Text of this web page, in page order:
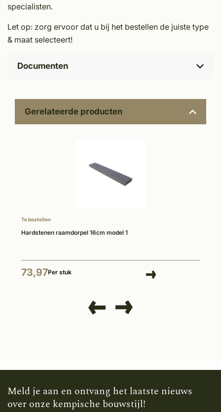
specialisten.
Let op: zorg ervoor dat u bij het bestellen de juiste type
& maat selecteert!
Documenten
Gerelateerde producten
Te bestellen
Hardstenen raamdorpel 16cm model 1
73,97Per stuk
Meld je aan en ontvang het laatste nieuws
over onze kempische bouwstijl!